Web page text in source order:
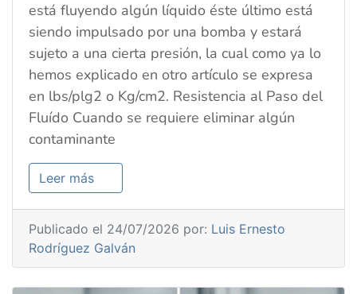
está fluyendo algún líquido éste último está
siendo impulsado por una bomba y estará
sujeto a una cierta presión, la cual como ya lo
hemos explicado en otro artículo se expresa
en lbs/plg2 o Kg/cm2. Resistencia al Paso del
Fluído Cuando se requiere eliminar algún
contaminante
Leer más
Publicado el 24/07/2026 por: Luis Ernesto
Rodríguez Galván